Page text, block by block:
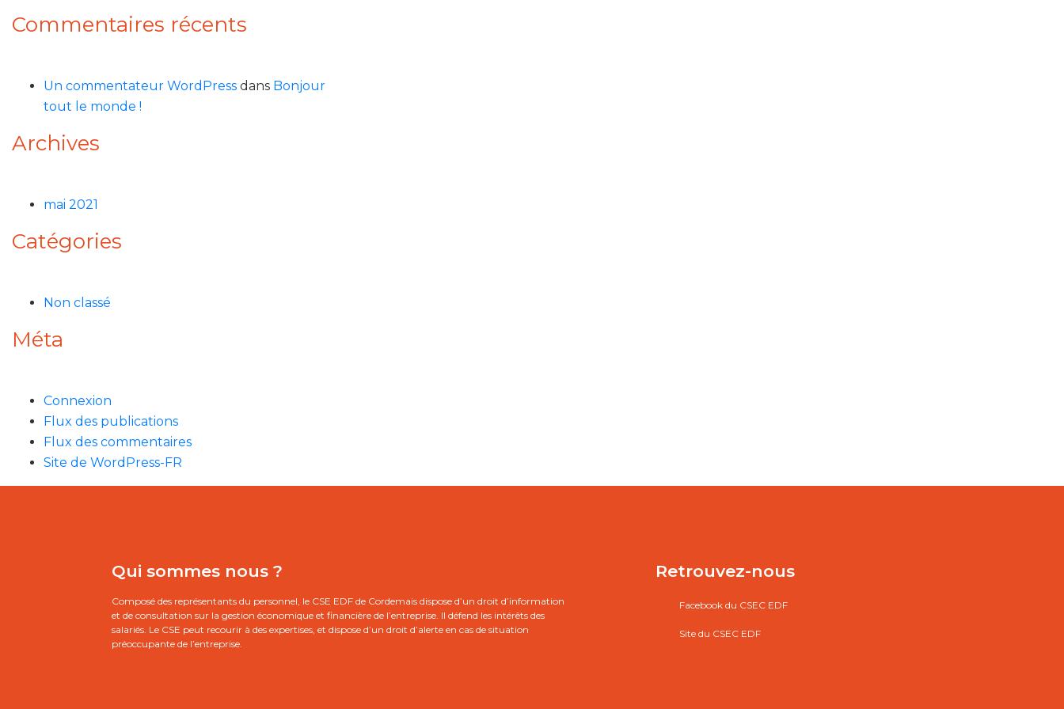
Commentaires récents
Un commentateur WordPress dans Bonjour
tout le monde !
Archives
mai 2021
Catégories
Non classé
Méta
Connexion
Flux des publications
Flux des commentaires
Site de WordPress-FR
Qui sommes nous ?
Composé des représentants du personnel, le CSE EDF de Cordemais dispose d’un droit d’information
et de consultation sur la gestion économique et financière de l’entreprise. Il défend les intérêts des
salariés. Le CSE peut recourir à des expertises, et dispose d’un droit d’alerte en cas de situation
préoccupante de l’entreprise.
Retrouvez-nous
Facebook du CSEC EDF
Site du CSEC EDF